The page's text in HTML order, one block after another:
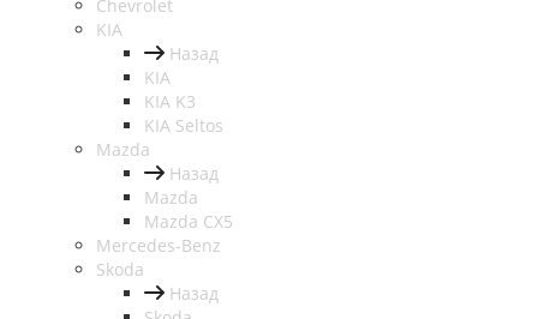
Chevrolet
KIA
Назад
KIA
KIA K3
KIA Seltos
Mazda
Назад
Mazda
Mazda CX5
Mercedes-Benz
Skoda
Назад